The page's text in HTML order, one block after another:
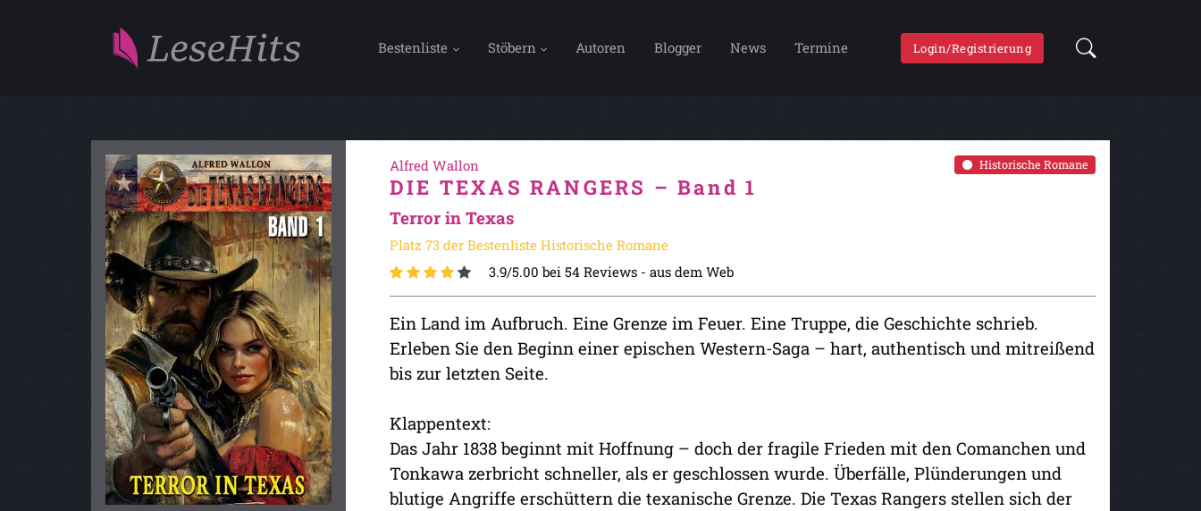
Bestenliste Stöbern Autoren Blogger News Termine Login/Registrierung
Historische Romane
Alfred Wallon
DIE TEXAS RANGERS – Band 1
Terror in Texas
Platz 73 der Bestenliste Historische Romane
3.9/5.00 bei 54 Reviews - aus dem Web
Ein Land im Aufbruch. Eine Grenze im Feuer. Eine Truppe, die Geschichte schrieb.
Erleben Sie den Beginn einer epischen Western-Saga – hart, authentisch und mitreißend
bis zur letzten Seite.
Klappentext:
Das Jahr 1838 beginnt mit Hoffnung – doch der fragile Frieden mit den Comanchen und
Tonkawa zerbricht schneller, als er geschlossen wurde. Überfälle, Plünderungen und
blutige Angriffe erschüttern die texanische Grenze. Die Texas Rangers stellen sich der